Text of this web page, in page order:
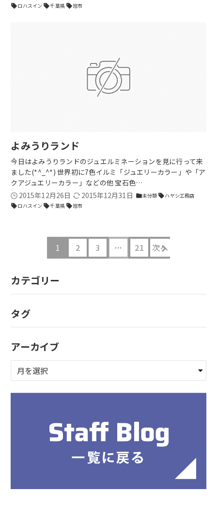
sellロハスイン sell千葉県 sell旭市
よみうりランド
今日はよみうりランドのジュエルミネーションを見に行って来
ました(*^_^*) 世界初に7色イルミ「ジュエリーカラー」や「ア
クアジュエリーカラー」などの他 宝石色…
2015年12月26日
2015年12月31日 folder未分類 sellハヤシ工務店
sellロハスイン sell千葉県 sell旭市
1 2 3 … 21 次へ
カテゴリー
タグ
アーカイブ